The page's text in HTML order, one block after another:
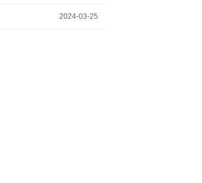
2024-03-25